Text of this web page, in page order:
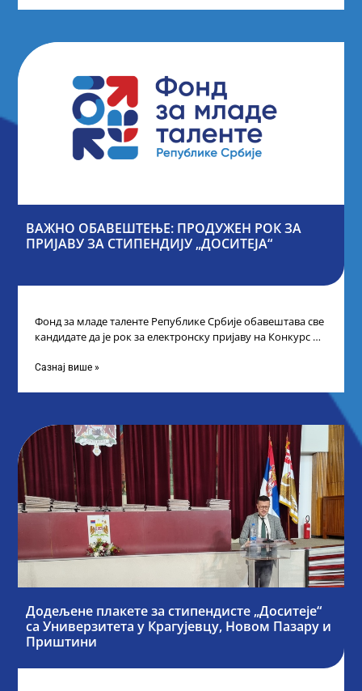
ВАЖНО ОБАВЕШТЕЊЕ: ПРОДУЖЕН РОК ЗА
ПРИЈАВУ ЗА СТИПЕНДИЈУ „ДОСИТЕЈА“
Фонд за младе таленте Републике Србије обавештава све
кандидате да је рок за електронску пријаву на Конкурс за
Сазнај више »
Додељене плакете за стипендисте „Доситеје“
са Универзитета у Крагујевцу, Новом Пазару и
Приштини